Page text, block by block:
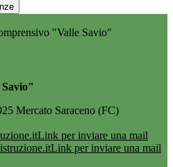
"Valle Savio"
Mercato Saraceno (FC)
Link per inviare una mail
Link per inviare una mail